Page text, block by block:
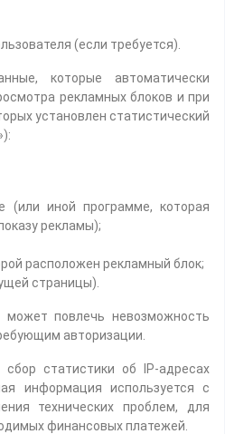
(если требуется).
которые автоматически
рекламных блоков и при
установлен статистический
(или иной программе, которая
рекламы);
расположен рекламный блок;
страницы).
может повлечь невозможность
авторизации.
статистики об IP-адресах
информация используется с
технических проблем, для
финансовых платежей.